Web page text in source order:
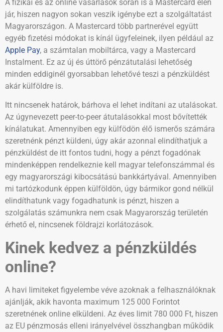
A fizikai és az online vásárlások során is a Mastercard élen
jár, hiszen nagyon sokan veszik igénybe ezt a szolgáltatást
Magyarországon. A Mastercard több partnerével együtt
egyéb fizetési módokat is kínál ügyfeleinek, ilyen például az
Apple Pay, a számtalan mobiltárca, vagy a Mastercard
Instalment. Ez az új és úttörő pénzátutalási lehetőség
minden eddiginél gyorsabban lehetővé teszi a pénzküldést
akár külföldre is.
Itt nincsenek határok, bárhova el lehet indítani az utalásokat.
Az úgynevezett peer-to-peer átutalásokkal most bővítették
kínálatukat. Amennyiben egy külfödön élő ismerős számára
szeretnénk pénzt küldeni, úgy akár azonnal elindíthatjuk a
pénzküldést de itt fontos tudni, hogy a pénzt fogadónak
mindenképpen rendelkeznie kell magyar telefonszámmal és
egy magyarországi kibocsátású bankkártyával. Amennyiben
mi tartózkodunk éppen külföldön, úgy bármikor gond nélkül
elindíthatunk vagy fogadhatunk is pénzt, hiszen a
szolgálatás számunkra nem csak Magyarország területén
érhető el, nincsenek földrajzi korlátozások.
Kinek kedvez a pénzküldés
online?
A havi limiteket figyelembe véve azoknak a felhasználóknak
ajánlják, akik havonta maximum 125 000 Forintot
szeretnének online elküldeni. Az éves limit 780 000 Ft, hiszen
az EU pénzmosás elleni irányelvével összhangban működik